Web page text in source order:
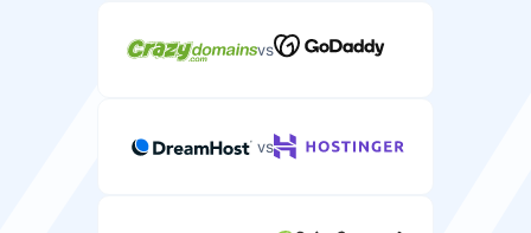
vs
vs